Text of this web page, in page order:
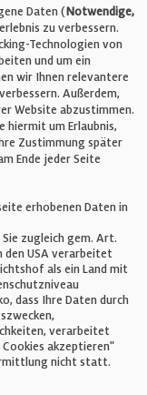
Daten (Notwendige,
zu verbessern.
Technologien von
und um ein
wir Ihnen relevantere
Außerdem,
Website abzustimmen.
hiermit um Erlaubnis,
Zustimmung später
Ende jeder Seite
erhobenen Daten in
zugleich gem. Art.
den USA verarbeitet
als ein Land mit
dass Ihre Daten durch
verarbeitet
akzeptieren"
nicht statt.